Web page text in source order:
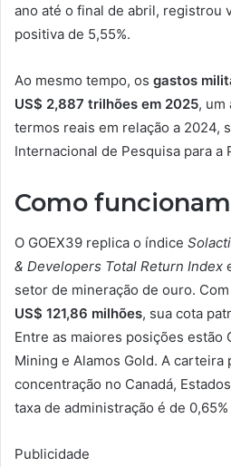
ano até o final de abril, registrou
positiva de 5,55%.
Ao mesmo tempo, os gastos
US$ 2,887 trilhões em 2025, um
termos reais em relação a 2024,
Internacional de Pesquisa para a
Como
O GOEX39 replica o índice
& Developers Total Return Index
setor de mineração de ouro. Com
US$ 121,86 milhões, sua cota
Entre as maiores posições estão
Mining e Alamos Gold. A carteira
concentração no Canadá,
taxa de administração é de 0,65%
Publicidade